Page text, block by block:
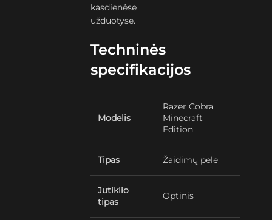
kasdienėse
užduotyse.
Techninės
specifikacijos
Modelis
Razer Cobra
Minecraft
Edition
Tipas Žaidimų pelė
Jutiklio
tipas
Optinis